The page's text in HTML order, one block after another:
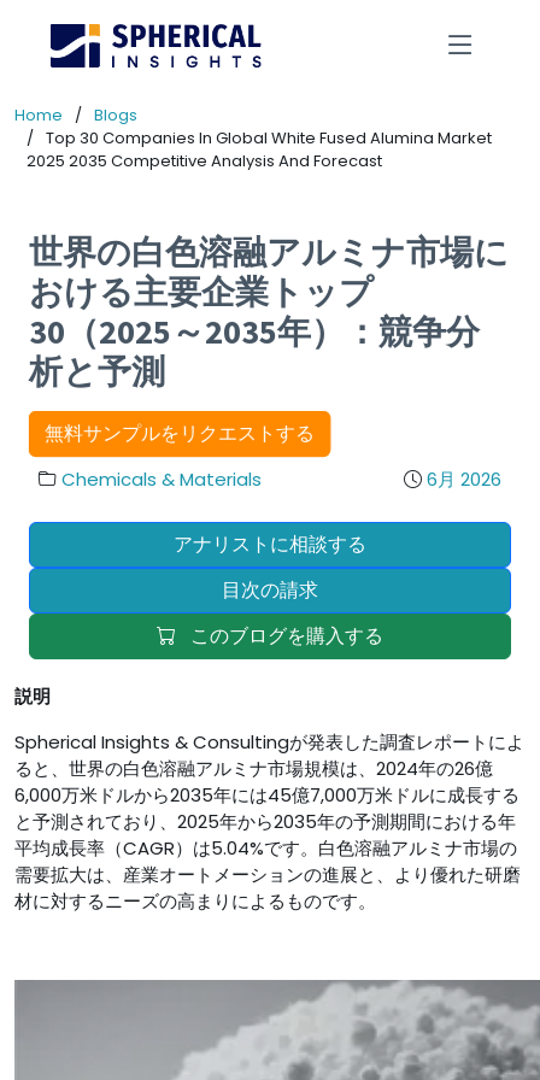
Home
Blogs
Top 30 Companies In Global White Fused Alumina Market
2025 2035 Competitive Analysis And Forecast
世界の白色溶融アルミナ市場に
おける主要企業トップ
30（2025～2035年）：競争分
析と予測
無料サンプルをリクエストする
Chemicals & Materials 6月 2026
アナリストに相談する
目次の請求
このブログを購入する
説明
Spherical Insights & Consultingが発表した調査レポートによ
ると、世界の白色溶融アルミナ市場規模は、2024年の26億
6,000万米ドルから2035年には45億7,000万米ドルに成長する
と予測されており、2025年から2035年の予測期間における年
平均成長率（CAGR）は5.04%です。白色溶融アルミナ市場の
需要拡大は、産業オートメーションの進展と、より優れた研磨
材に対するニーズの高まりによるものです。